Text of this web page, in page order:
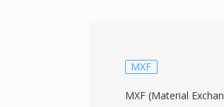
MXF
MXF (Material